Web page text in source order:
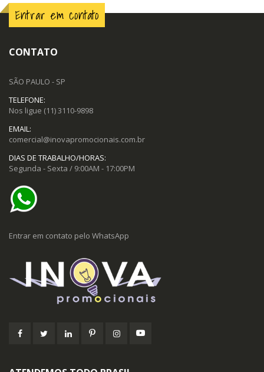
Entrar em contato
CONTATO
SÃO PAULO - SP
TELEFONE:
Nos ligue (11) 3110-9898
EMAIL:
comercial@inovapromocionais.com.br
DIAS DE TRABALHO/HORAS:
Segunda - Sexta / 9:00AM - 17:00PM
Entrar em contato pelo WhatsApp